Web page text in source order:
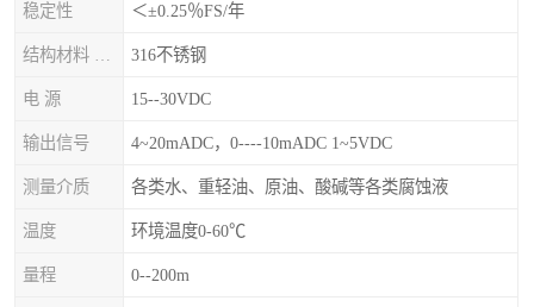
稳定性 ＜±0.25％FS/年
316不锈钢
电 源 15--30VDC
输出信号 4~20mADC，0----10mADC 1~5VDC
测量介质 各类水、重轻油、原油、酸碱等各类腐蚀液
温度 环境温度0-60℃
量程 0--200m